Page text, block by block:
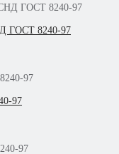
ГОСТ 8240-97
97